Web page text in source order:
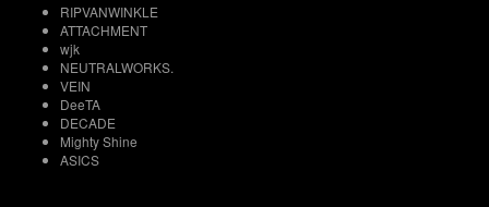
RIPVANWINKLE
ATTACHMENT
wjk
NEUTRALWORKS.
VEIN
DeeTA
DECADE
Mighty Shine
ASICS